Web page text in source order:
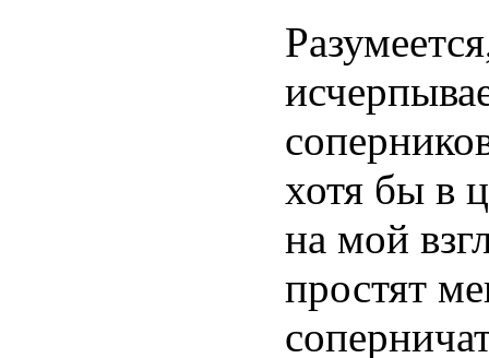
хотя бы в
на мой
простят